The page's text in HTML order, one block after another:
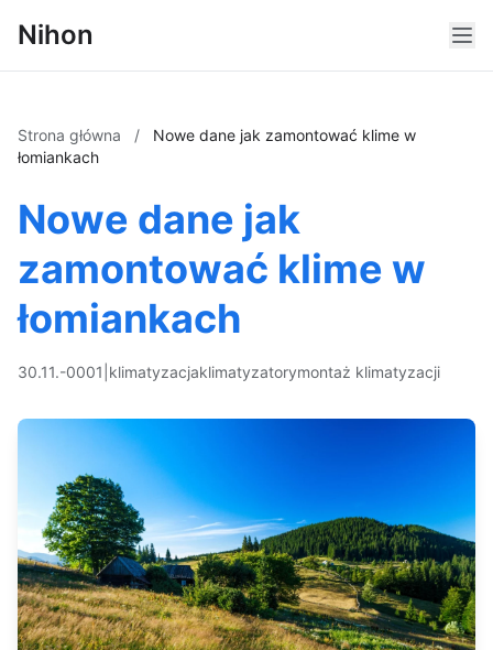
Nihon
Strona główna /
Nowe dane jak zamontować klime w
łomiankach
Nowe dane jak
zamontować klime w
łomiankach
30.11.-0001 klimatyzacjaklimatyzatorymontaż klimatyzacji